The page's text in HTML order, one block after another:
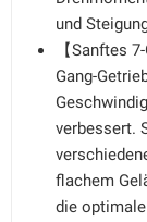
und
【Sanftes
Gang-
verbessert.
flachem
die